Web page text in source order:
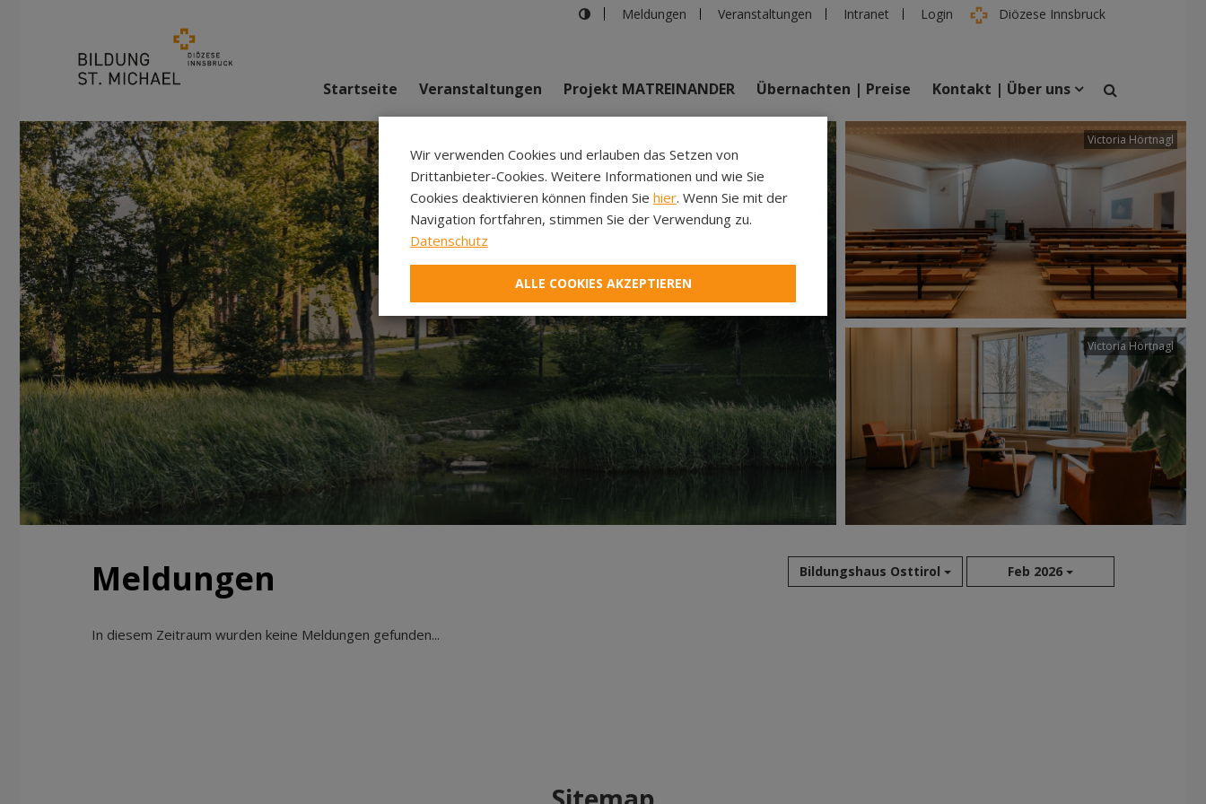
Meldungen Veranstaltungen Intranet Login Diözese Innsbruck
suchen
Veranstaltungen Personen
Startseite Veranstaltungen Projekt MATREINANDER Übernachten | Preise Kontakt | Über uns
Victoria Hörtnagl
Victoria Hörtnagl
Meldungen Bildungshaus Osttirol Feb 2026
In diesem Zeitraum wurden keine Meldungen gefunden...
Wir verwenden Cookies und erlauben das Setzen von
Drittanbieter-Cookies. Weitere Informationen und wie Sie
Cookies deaktivieren können finden Sie hier. Wenn Sie mit der
Navigation fortfahren, stimmen Sie der Verwendung zu.
Datenschutz
ALLE COOKIES AKZEPTIEREN